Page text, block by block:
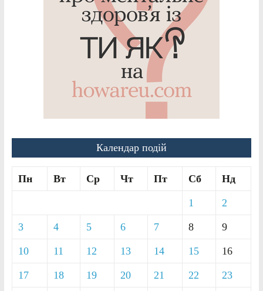
Календар подій
Пн Вт Ср Чт Пт Сб Нд
1 2
3 4 5 6 7 8 9
10 11 12 13 14 15 16
17 18 19 20 21 22 23